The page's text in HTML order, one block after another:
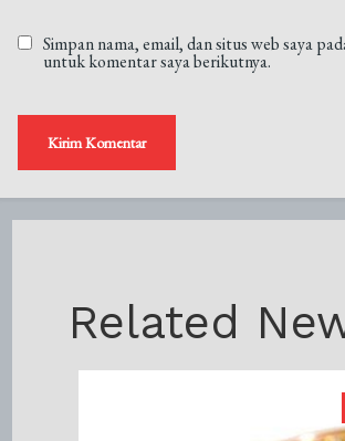
Simpan nama, email, dan situs web saya
untuk komentar saya berikutnya.
Related